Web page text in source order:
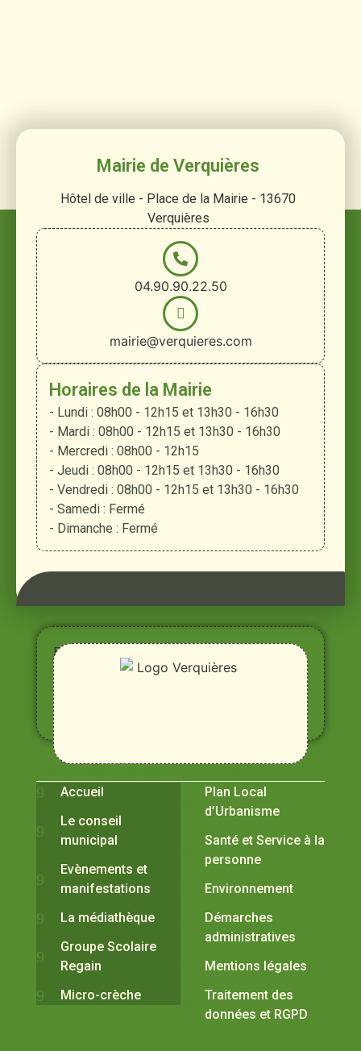
Mairie de Verquières
Hôtel de ville - Place de la Mairie - 13670
Verquières
04.90.90.22.50
mairie@verquieres.com
Horaires de la Mairie
- Lundi : 08h00 - 12h15 et 13h30 - 16h30
- Mardi : 08h00 - 12h15 et 13h30 - 16h30
- Mercredi : 08h00 - 12h15
- Jeudi : 08h00 - 12h15 et 13h30 - 16h30
- Vendredi : 08h00 - 12h15 et 13h30 - 16h30
- Samedi : Fermé
- Dimanche : Fermé
Entre
Rhône,
Alpilles
et
Durance
Accueil
Le conseil
municipal
Evènements et
manifestations
La médiathèque
Groupe Scolaire
Regain
Micro-crèche
Plan Local
d’Urbanisme
Santé et Service à la
personne
Environnement
Démarches
administratives
Mentions légales
Traitement des
données et RGPD